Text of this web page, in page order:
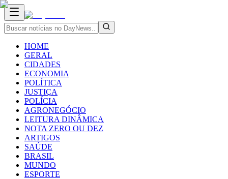
HOME
GERAL
CIDADES
ECONOMIA
POLÍTICA
JUSTIÇA
POLÍCIA
AGRONEGÓCIO
LEITURA DINÂMICA
NOTA ZERO OU DEZ
ARTIGOS
SAÚDE
BRASIL
MUNDO
ESPORTE